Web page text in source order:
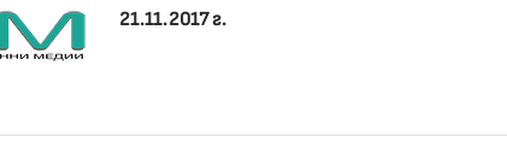
21.11.2017 г.